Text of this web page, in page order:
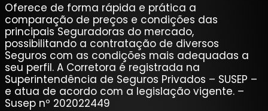
Oferece de forma rápida e prática a
comparação de preços e condições das
principais Seguradoras do mercado,
possibilitando a contratação de diversos
Seguros com as condições mais adequadas a
seu perfil. A Corretora é registrada na
Superintendência de Seguros Privados – SUSEP –
e atua de acordo com a legislação vigente. –
Susep nº 202022449